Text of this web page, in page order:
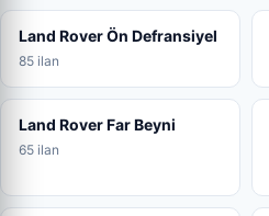
Land Rover Ön Defransiyel
85 ilan
Land Rover Far Beyni
65 ilan